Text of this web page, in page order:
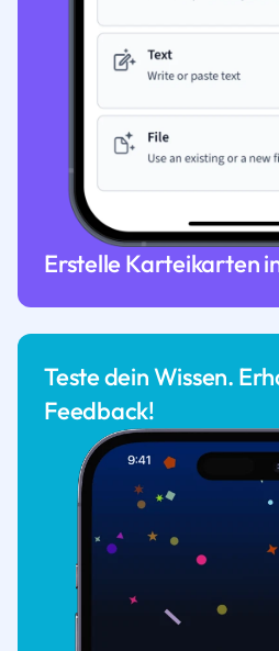
Erstelle Karteikarten
Teste dein Wissen.
Feedback!